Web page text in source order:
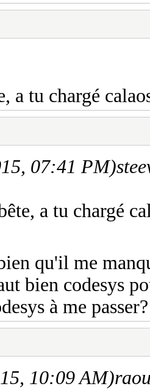
a tu chargé
07:41 PM)
a tu chargé
qu'il me
bien codesys
à me passer?
10:09 AM)